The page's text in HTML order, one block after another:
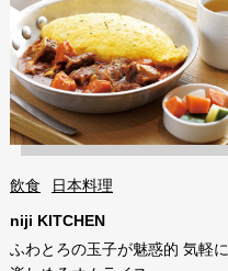
飲食
日本料理
niji KITCHEN
ふわとろの玉子が魅惑的 気軽に